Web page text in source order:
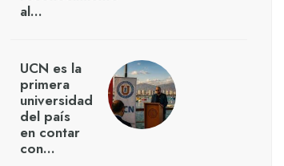
al…
UCN es la
primera
universidad
del país
en contar
con…